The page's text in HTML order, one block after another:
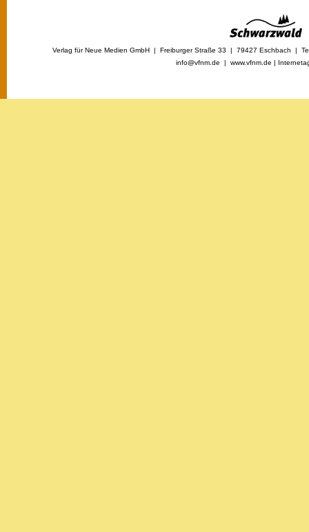
Verlag für Neue Medien GmbH | Freiburger Straße 33 | 79427 Eschbach |
info@vfnm.de | www.vfnm.de |